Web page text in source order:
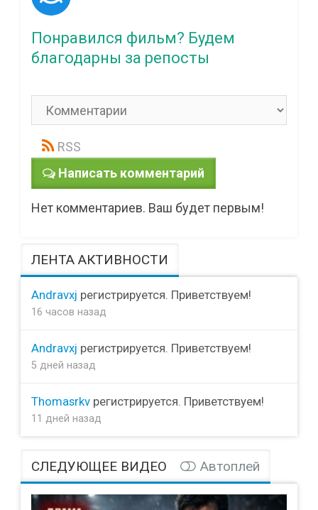
Понравился фильм? Будем
благодарны за репосты
RSS
Написать комментарий
Нет комментариев. Ваш будет первым!
ЛЕНТА АКТИВНОСТИ
Andravxj регистрируется. Приветствуем!
16 часов назад
Andravxj регистрируется. Приветствуем!
5 дней назад
Thomasrkvрегистрируется. Приветствуем!
11 дней назад
СЛЕДУЮЩЕЕ ВИДЕО Автоплей